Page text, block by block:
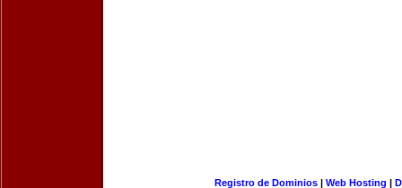
Registro de Dominios| Web Hosting |